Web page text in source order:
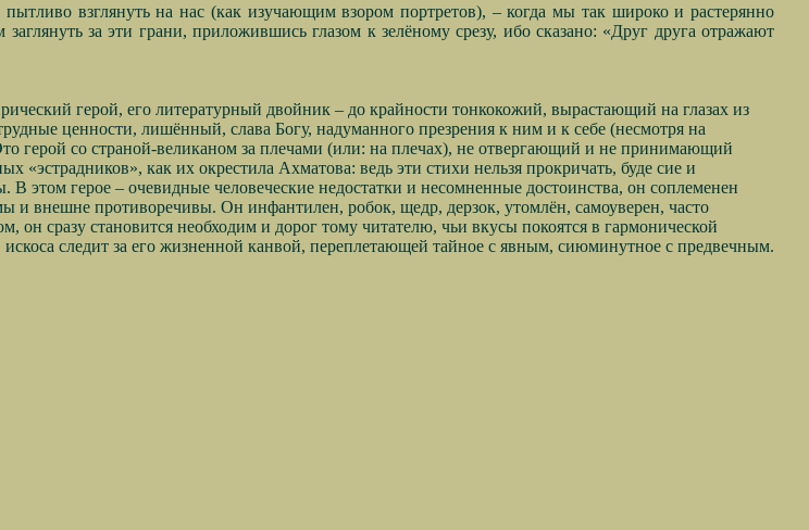
взглянуть на нас (как изучающим взором портретов), – когда мы так широко и растерянно
за эти грани, приложившись глазом к зелёному срезу, ибо сказано: «Друг друга отражают
герой, его литературный двойник – до крайности тонкокожий, вырастающий на глазах из
ценности, лишённый, слава Богу, надуманного презрения к ним и к себе (несмотря на
герой со страной-великаном за плечами (или: на плечах), не отвергающий и не принимающий
как их окрестила Ахматова: ведь эти стихи нельзя прокричать, буде сие и
герое – очевидные человеческие недостатки и несомненные достоинства, он соплеменен
и внешне противоречивы. Он инфантилен, робок, щедр, дерзок, утомлён, самоуверен, часто
сразу становится необходим и дорог тому читателю, чьи вкусы покоятся в гармонической
следит за его жизненной канвой, переплетающей тайное с явным, сиюминутное с предвечным.